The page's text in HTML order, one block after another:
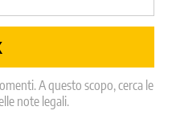
A questo scopo, cerca le
note legali.